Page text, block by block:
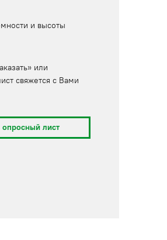
и высоты
или
свяжется с Вами
опросный лист